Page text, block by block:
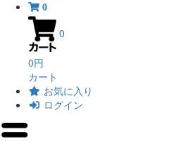
0
0
0円
カート
お気に入り
ログイン